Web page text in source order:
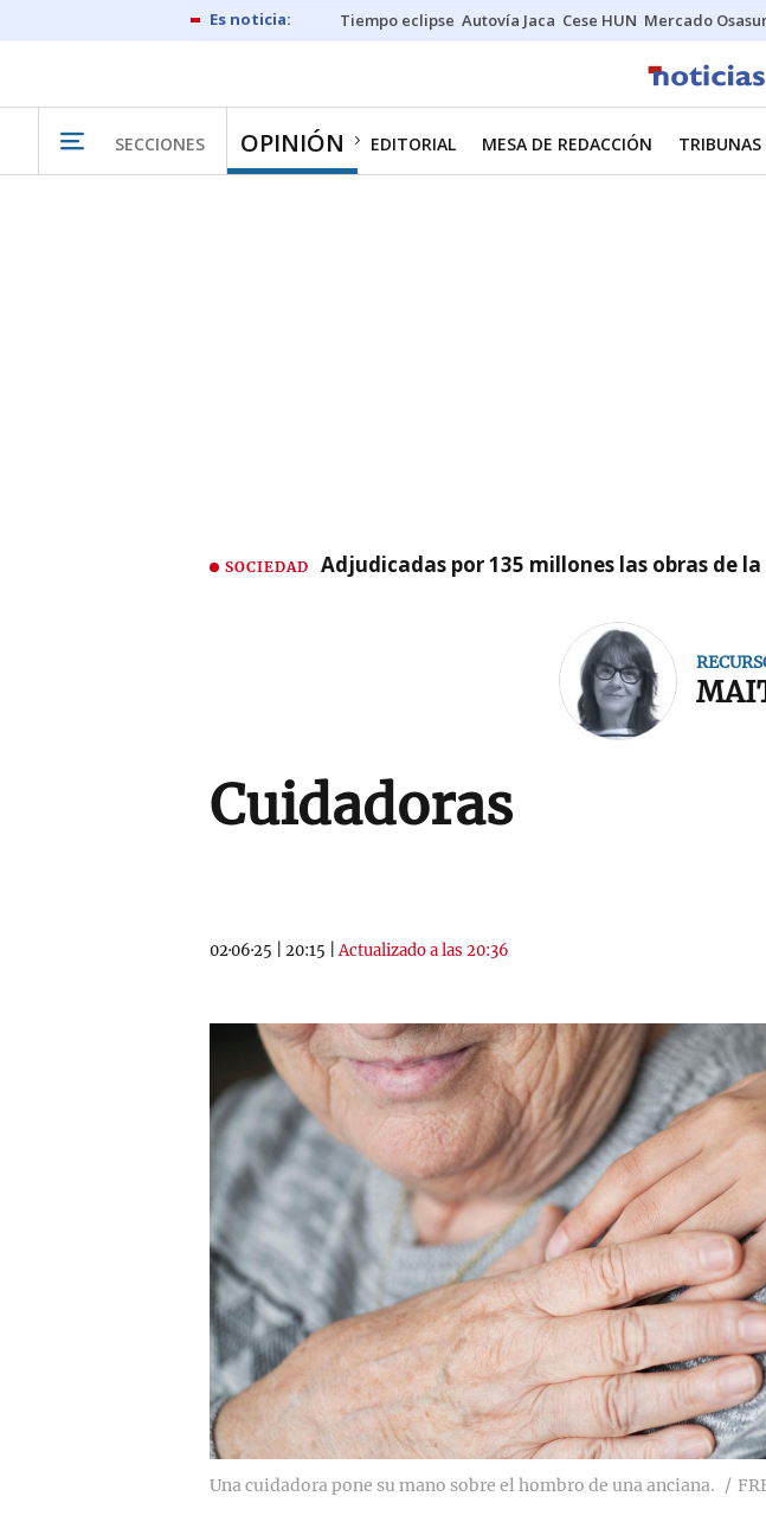
Tiempo eclipse Autovía Jaca Cese HUN Mercado
SECCIONES OPINIÓN EDITORIAL MESA DE REDACCIÓN TRIBUNAS
SOCIEDAD Adjudicadas por 135 millones las obras de
Cuidadoras
02·06·25 20:15 |Actualizado a las 20:36
Una cuidadora pone su mano sobre el hombro de una anciana.